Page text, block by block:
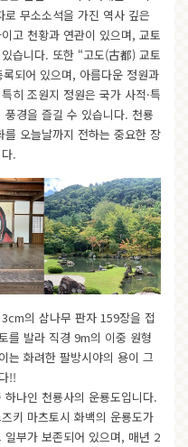
무소소석을 가진 역사 깊은
고 천황과 연관이 있으며, 교토
습니다. 또한 “고도(古都) 교토
되어 있으며, 아름다운 정원과
히 조원지 정원은 국가 사적·특
경을 즐길 수 있습니다. 천룡
오늘날까지 전하는 중요한 장
.
의 삼나무 판자 159장을 접
를 발라 직경 9m의 이중 원형
는 화려한 팔방시야의 용이 그
!!
나인 천룡사의 운룡도입니다.
키 마츠토시 화백의 운룡도가
부가 보존되어 있으며, 매년 2